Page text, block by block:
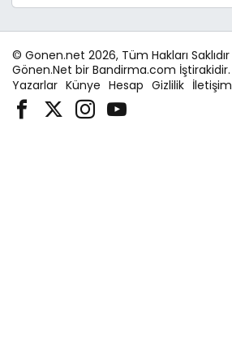
© Gonen.net 2026, Tüm Hakları Saklıdır
Gönen.Net bir Bandirma.com İştirakidir.
Yazarlar Künye Hesap Gizlilik İletişim